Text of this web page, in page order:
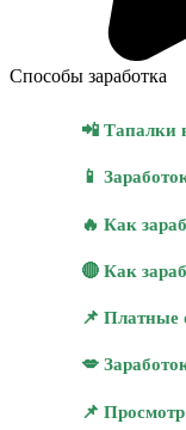
Способы заработка
📲 Тапалки
📱
🔥 Как
🔴 Как
📌 Платные
💋
📌